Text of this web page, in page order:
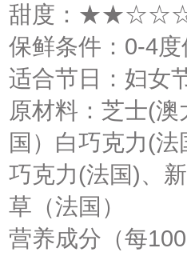
甜度：
保鲜条件： 0-4
适合节日： 妇女
原材料： 芝士(澳
国）白巧克力(
巧克力(法国)、
草（法国）
营养成分（每